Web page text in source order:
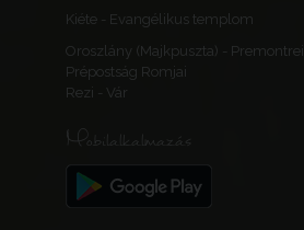
Kiéte - Evangélikus templom
Oroszlány (Majkpuszta) - Premontrei
Prépostság Romjai
Rezi - Vár
Mobilalkalmazás